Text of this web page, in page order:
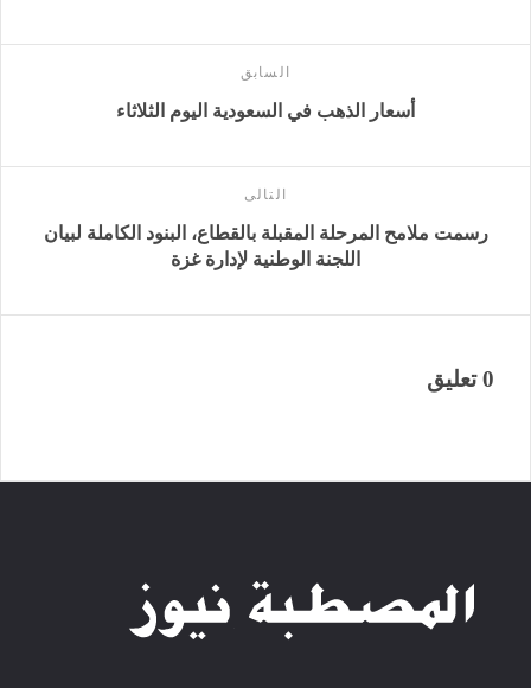
السابق
أسعار الذهب في السعودية اليوم الثلاثاء
التالى
رسمت ملامح المرحلة المقبلة بالقطاع، البنود الكاملة لبيان
اللجنة الوطنية لإدارة غزة
0 تعليق